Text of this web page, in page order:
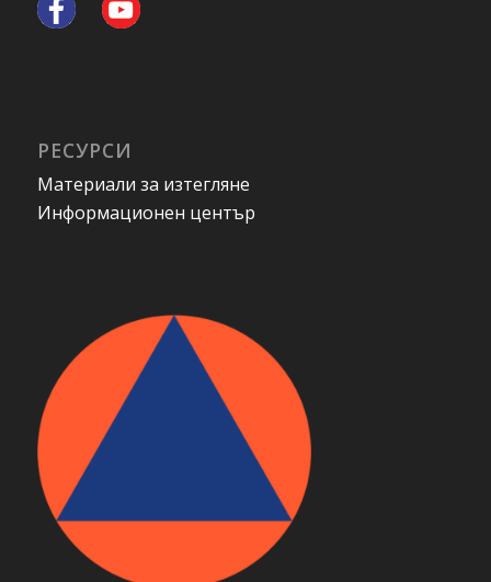
РЕСУРСИ
Материали за изтегляне
Информационен център